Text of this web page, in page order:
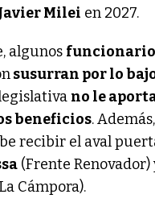
Milei en 2027.
algunos
susurran por lo
no le
beneficios.
recibir el aval
(Frente Renovador)
Cámpora).